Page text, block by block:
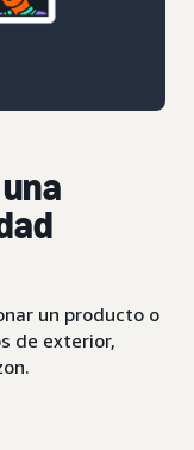
un producto o
de exterior,